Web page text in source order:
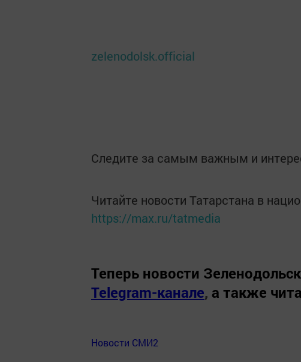
zelenodolsk.official
Следите за самым важным и
Читайте новости Татарстана в
https://max.ru/tatmedia
Теперь новости
Telegram-канале, а также
Новости СМИ2